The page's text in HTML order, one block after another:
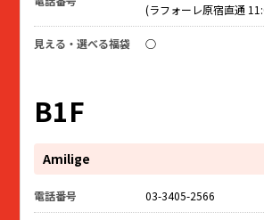
(ラフォーレ原宿直通
○
B1F
Amilige
03-3405-2566